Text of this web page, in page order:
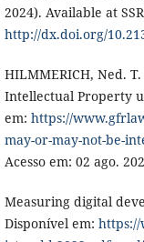
2024). Available at
http://dx.doi.org/
HILMMERICH, Ned.
Intellectual Property
em: https://
may-or-may-not-be-
Acesso em: 02 ago.
Measuring digital
Disponível em: